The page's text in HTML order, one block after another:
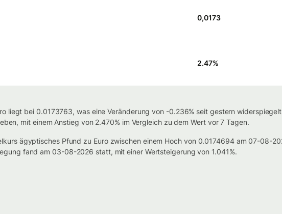
0,0173
2.47%
liegt bei 0.0173763, was eine Veränderung von -0.236% seit gestern
mit einem Anstieg von 2.470% im Vergleich zu dem Wert vor 7 Tagen.
ägyptisches Pfund zu Euro zwischen einem Hoch von 0.0174694 am 07-08-
fand am 03-08-2026 statt, mit einer Wertsteigerung von 1.041%.